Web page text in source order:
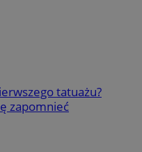
tatuażu?
zapomnieć